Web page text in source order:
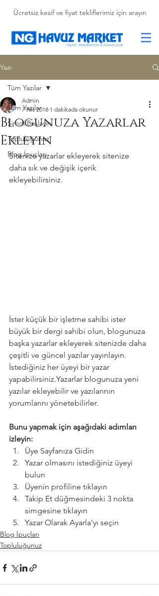
Ücretsiz kesif ve fiyat tekliflerimiz için arayın
Yazı
Tüm Yazılar
Şimdi Başlayın
Topluluğunuz
Blog İpuçları
Tüm Yazılar
Blogunuza Yazarlar
Ekleyin
Admin
7 Nis 2018 1 dakikada okunur
Sitenize yazarlar ekleyerek sitenize
daha sık ve değişik içerik
ekleyebilirsiniz.
İster küçük bir işletme sahibi ister
büyük bir dergi sahibi olun, blogunuza
başka yazarlar ekleyerek sitenizde daha
çeşitli ve güncel yazılar yayınlayın.
İstediğiniz her üyeyi bir yazar
yapabilirsiniz.Yazarlar blogunuza yeni
yazılar ekleyebilir ve yazılarının
yorumlarını yönetebilirler.
Bunu yapmak için aşağıdaki adımları
izleyin:
Üye Sayfanıza Gidin
Yazar olmasını istediğiniz üyeyi
bulun
Üyenin profiline tıklayın
Takip Et düğmesindeki 3 nokta
simgesine tıklayın
Yazar Olarak Ayarla'yı seçin
Blog İpuçları
Topluluğunuz